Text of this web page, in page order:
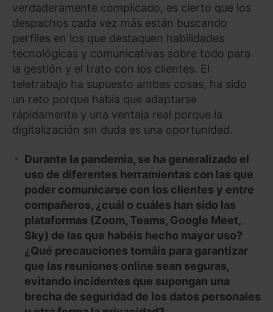
verdaderamente complicado, es cierto que los
despachos cada vez más están buscando
perfiles en los que destaquen habilidades
tecnológicas y comunicativas sobre todo para
la gestión y el trato con los clientes. El
teletrabajo ha supuesto ambas cosas, ha sido
un reto porque había que adaptarse
rápidamente y una ventaja real porque la
digitalización sin duda es una oportunidad.
Durante la pandemia, se ha generalizado el
uso de diferentes herramientas con las que
poder comunicarse con los clientes y entre
compañeros, ¿cuál o cuáles han sido las
plataformas (Zoom, Teams, Google Meet,
Sky) de las que habéis hecho mayor uso?
¿Qué precauciones tomáis para garantizar
que las reuniones online sean seguras,
evitando incidentes que supongan una
brecha de seguridad de los datos personales